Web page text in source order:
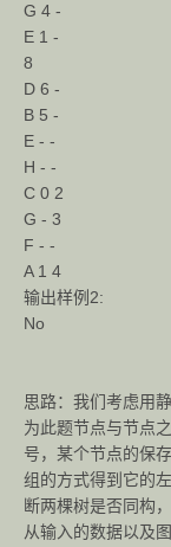
G 4 -
E 1 -
8
D 6 -
B 5 -
E - -
H - -
C 0 2
G - 3
F - -
A 1 4
输出样例2:
No
思路：我们考虑用
为此题节点与节点
号，某个节点的保
组的方式得到它的
断两棵树是否同构
从输入的数据以及